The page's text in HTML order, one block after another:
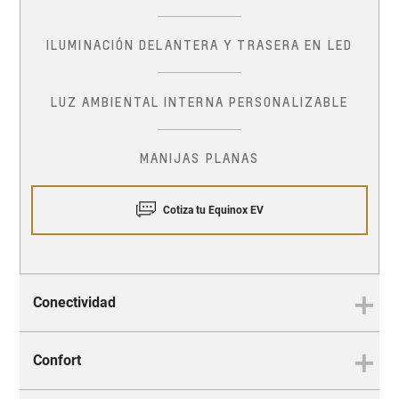
ILUMINACIÓN DELANTERA Y TRASERA EN LED
LUZ AMBIENTAL INTERNA PERSONALIZABLE
MANIJAS PLANAS
Cotiza tu Equinox EV
Conectividad
Confort